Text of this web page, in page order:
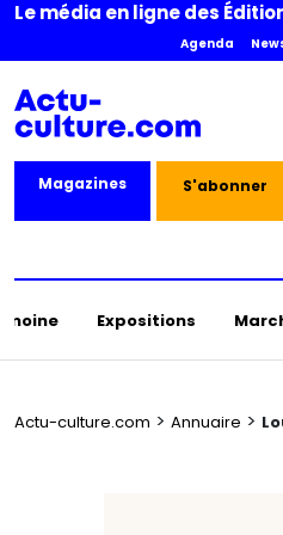
Le média en ligne des
Agenda
Magazines S'abonner
Expositions
Actu-culture.com > Annuaire >